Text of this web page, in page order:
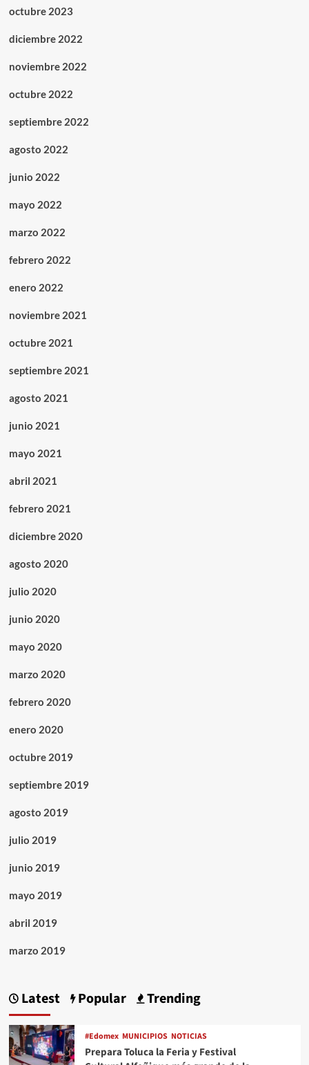
octubre 2023
diciembre 2022
noviembre 2022
octubre 2022
septiembre 2022
agosto 2022
junio 2022
mayo 2022
marzo 2022
febrero 2022
enero 2022
noviembre 2021
octubre 2021
septiembre 2021
agosto 2021
junio 2021
mayo 2021
abril 2021
febrero 2021
diciembre 2020
agosto 2020
julio 2020
junio 2020
mayo 2020
marzo 2020
febrero 2020
enero 2020
octubre 2019
septiembre 2019
agosto 2019
julio 2019
junio 2019
mayo 2019
abril 2019
marzo 2019
Latest Popular Trending
#Edomex MUNICIPIOS NOTICIAS
Prepara Toluca la Feria y Festival